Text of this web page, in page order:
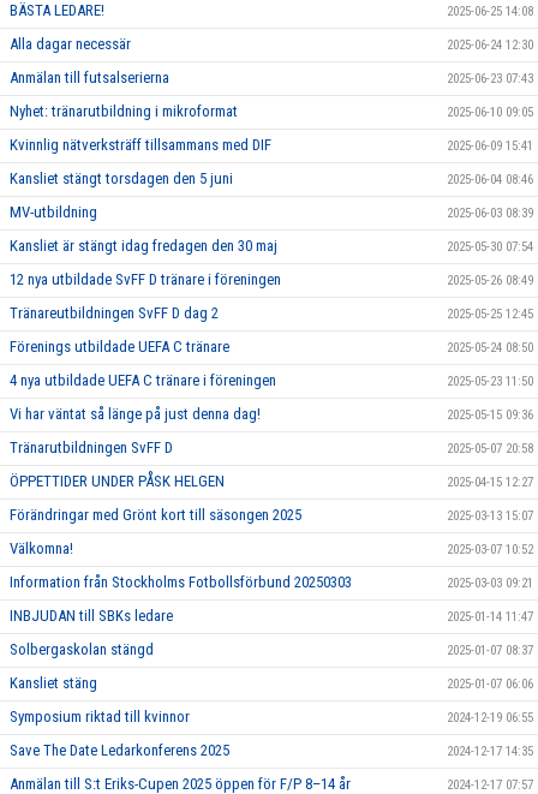
BÄSTA LEDARE! 2025-06-25 14:08
Alla dagar necessär 2025-06-24 12:30
Anmälan till futsalserierna 2025-06-23 07:43
Nyhet: tränarutbildning i mikroformat 2025-06-10 09:05
Kvinnlig nätverksträff tillsammans med DIF 2025-06-09 15:41
Kansliet stängt torsdagen den 5 juni 2025-06-04 08:46
MV-utbildning 2025-06-03 08:39
Kansliet är stängt idag fredagen den 30 maj 2025-05-30 07:54
12 nya utbildade SvFF D tränare i föreningen 2025-05-26 08:49
Tränareutbildningen SvFF D dag 2 2025-05-25 12:45
Förenings utbildade UEFA C tränare 2025-05-24 08:50
4 nya utbildade UEFA C tränare i föreningen 2025-05-23 11:50
Vi har väntat så länge på just denna dag! 2025-05-15 09:36
Tränarutbildningen SvFF D 2025-05-07 20:58
ÖPPETTIDER UNDER PÅSK HELGEN 2025-04-15 12:27
Förändringar med Grönt kort till säsongen 2025 2025-03-13 15:07
Välkomna! 2025-03-07 10:52
Information från Stockholms Fotbollsförbund 20250303 2025-03-03 09:21
INBJUDAN till SBKs ledare 2025-01-14 11:47
Solbergaskolan stängd 2025-01-07 08:37
Kansliet stäng 2025-01-07 06:06
Symposium riktad till kvinnor 2024-12-19 06:55
Save The Date Ledarkonferens 2025 2024-12-17 14:35
Anmälan till S:t Eriks-Cupen 2025 öppen för F/P 8–14 år 2024-12-17 07:57